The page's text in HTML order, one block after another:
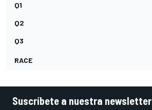
Q1
Q2
Q3
RACE
Suscríbete a nuestra newsletter